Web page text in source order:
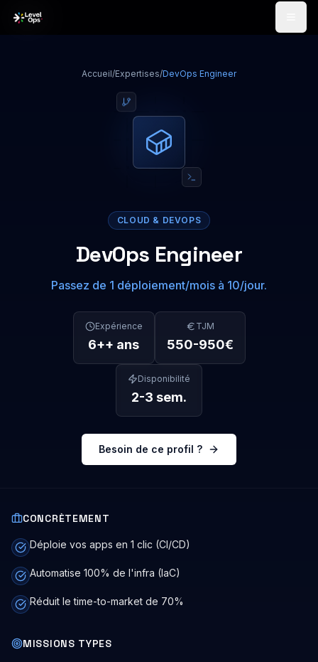
Accueil/Expertises/DevOps Engineer
CLOUD & DEVOPS
DevOps Engineer
Passez de 1 déploiement/mois à 10/jour.
Expérience
6++ ans
TJM
550-950€
Disponibilité
2-3 sem.
Besoin de ce profil ?
CONCRÈTEMENT
Déploie vos apps en 1 clic (CI/CD)
Automatise 100% de l'infra (IaC)
Réduit le time-to-market de 70%
MISSIONS TYPES